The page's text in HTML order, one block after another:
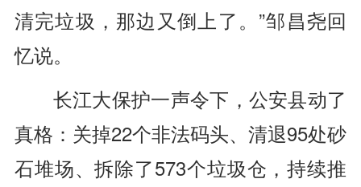
清完垃圾，那边又倒上了。”邹昌尧回
忆说。
长江大保护一声令下，公安县动了
真格：关掉22个非法码头、清退95处砂
石堆场、拆除了573个垃圾仓，持续推